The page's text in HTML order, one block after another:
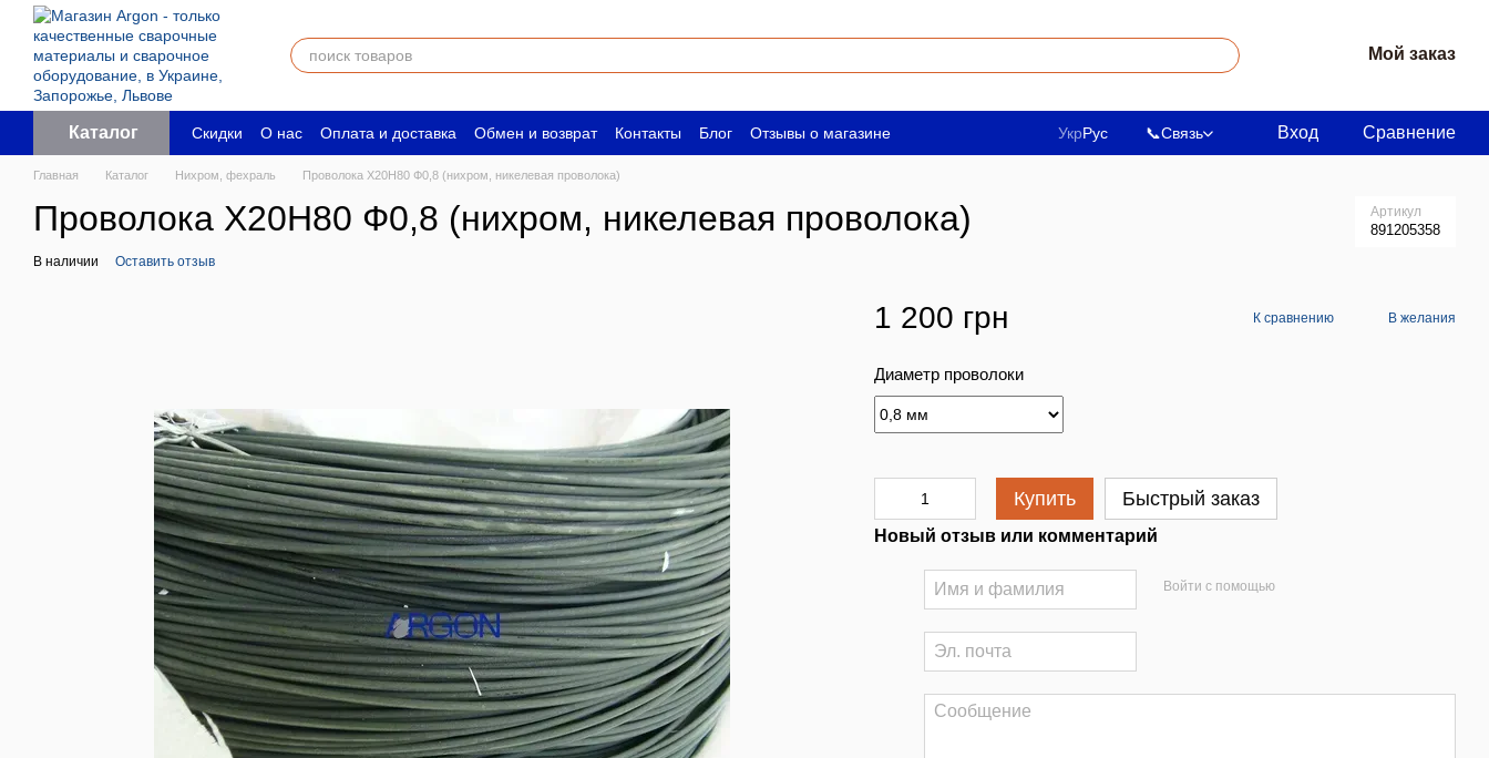
Перейти к основному контенту
Мой заказ
Каталог Скидки О нас Оплата и доставка Обмен и возврат Контакты Блог
Отзывы о магазине
Пользовательское соглашение
Юридическим лицам Вакансии
УкрРус 📞Связь Вход Сравнение
Главная Каталог Нихром, фехраль Проволока Х20Н80 Ф0,8 (нихром, никелевая проволока)
Проволока Х20Н80 Ф0,8 (нихром, никелевая проволока) Артикул
891205358
В наличии Оставить отзыв
1 200 грн К сравнению В желания
Диаметр проволоки
Купить Быстрый заказ
Новый отзыв или комментарий
Войти с помощью